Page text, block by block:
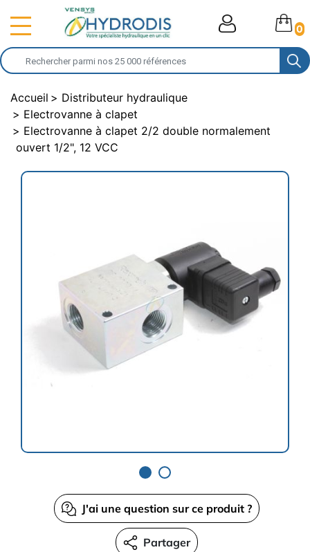
0
Accueil
Distributeur hydraulique
Electrovanne à clapet
Electrovanne à clapet 2/2 double normalement
ouvert 1/2", 12 VCC
J'ai une question sur ce produit ?
Partager